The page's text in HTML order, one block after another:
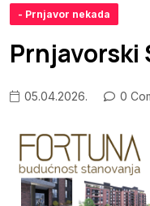
- Prnjavor nekada
Prnjavorski
05.04.2026. 0